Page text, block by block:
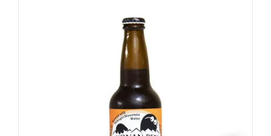
お買い物カゴに追加